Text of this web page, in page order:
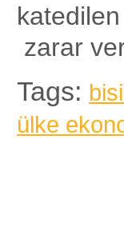
zarar
Tags:
ülke